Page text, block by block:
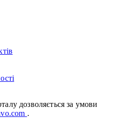
дозволяється за умови
.